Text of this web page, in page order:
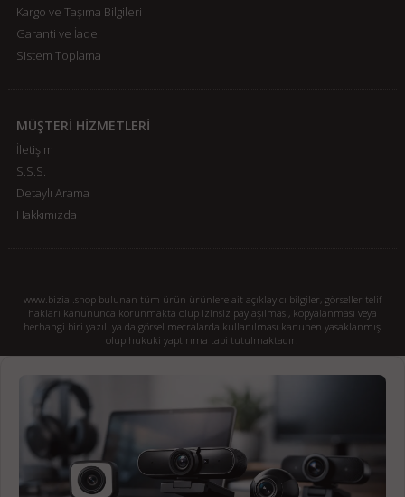
Kargo ve Taşıma Bilgileri
Garanti ve İade
Sistem Toplama
MÜŞTERİ HİZMETLERİ
İletişim
S.S.S.
Detaylı Arama
Hakkımızda
www.bizial.shop bulunan tüm ürün ürünlere ait açıklayıcı bilgiler, görseller telif
hakları kanununca korunmakta olup izinsiz paylaşılması, kopyalanması veya
herhangi biri yazılı ya da görsel mecralarda kullanılması kanunen yasaklanmış
olup hukuki yaptırıma tabi tutulmaktadır.